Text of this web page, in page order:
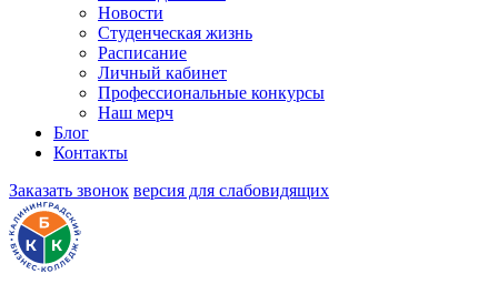
Новости
Студенческая жизнь
Расписание
Личный кабинет
Профессиональные конкурсы
Наш мерч
Блог
Контакты
Заказать звонок версия для слабовидящих